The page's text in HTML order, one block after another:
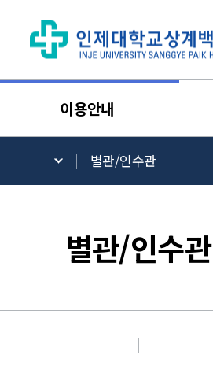
이용안내
별관/인수관
별관/인수관